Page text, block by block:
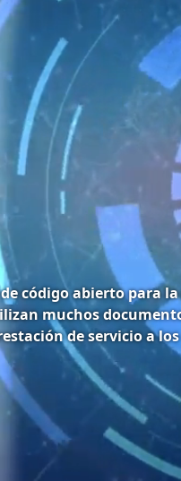
código abierto para
muchos
de servicio a